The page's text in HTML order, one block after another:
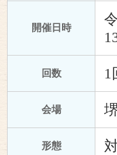
開催日時
回数 1
会場
形態